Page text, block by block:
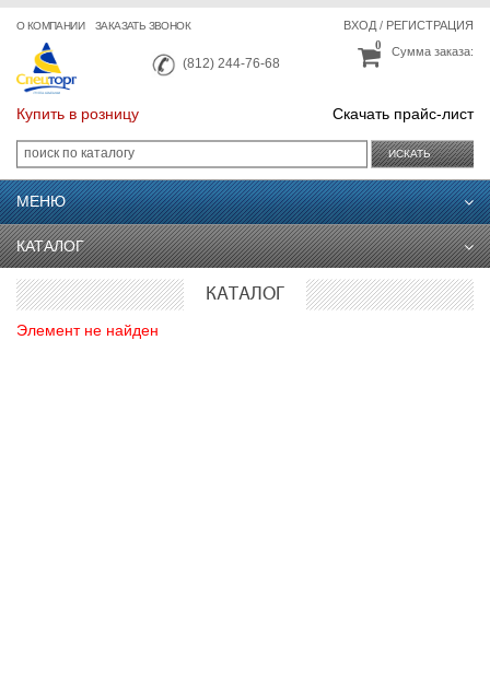
О КОМПАНИИ ЗАКАЗАТЬ ЗВОНОК
(812) 244-76-68
ВХОД/ РЕГИСТРАЦИЯ
Сумма заказа:
0
Купить в розницу Скачать прайс-лист
ИСКАТЬ
МЕНЮ
КАТАЛОГ
КАТАЛОГ
Элемент не найден